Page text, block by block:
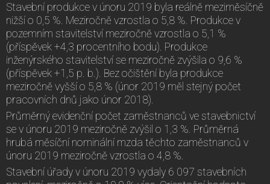
Stavební produkce v únoru 2019 byla reálně meziměsíčně
nižší o 0,5 %. Meziročně vzrostla o 5,8 %. Produkce v
pozemním stavitelství meziročně vzrostla o 5,1 %
(příspěvek +4,3 procentního bodu). Produkce
inženýrského stavitelství se meziročně zvýšila o 9,6 %
(příspěvek +1,5 p. b.). Bez očištění byla produkce
meziročně vyšší o 5,8 % (únor 2019 měl stejný počet
pracovních dnů jako únor 2018).
Průměrný evidenční počet zaměstnanců ve stavebnictví
se v únoru 2019 meziročně zvýšil o 1,3 %. Průměrná
hrubá měsíční nominální mzda těchto zaměstnanců v
únoru 2019 meziročně vzrostla o 4,8 %.
Stavební úřady v únoru 2019 vydaly 6 097 stavebních